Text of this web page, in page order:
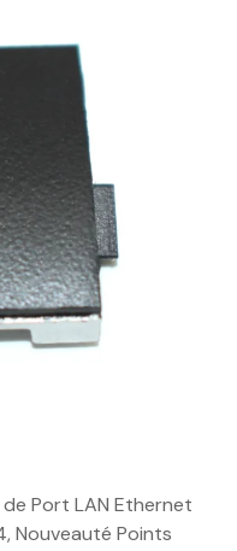
Port LAN Ethernet
Nouveauté Points